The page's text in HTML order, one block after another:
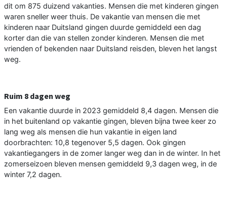
dit om 875 duizend vakanties. Mensen die met kinderen gingen
waren sneller weer thuis. De vakantie van mensen die met
kinderen naar Duitsland gingen duurde gemiddeld een dag
korter dan die van stellen zonder kinderen. Mensen die met
vrienden of bekenden naar Duitsland reisden, bleven het langst
weg.
Ruim 8 dagen weg
Een vakantie duurde in 2023 gemiddeld 8,4 dagen. Mensen die
in het buitenland op vakantie gingen, bleven bijna twee keer zo
lang weg als mensen die hun vakantie in eigen land
doorbrachten: 10,8 tegenover 5,5 dagen. Ook gingen
vakantiegangers in de zomer langer weg dan in de winter. In het
zomerseizoen bleven mensen gemiddeld 9,3 dagen weg, in de
winter 7,2 dagen.